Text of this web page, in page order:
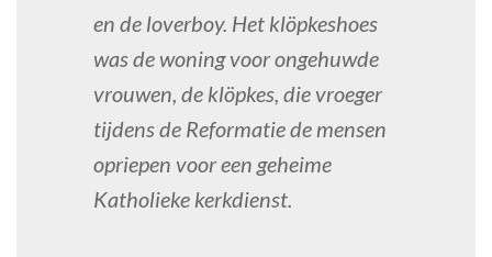
en de loverboy. Het klöpkeshoes
was de woning voor ongehuwde
vrouwen, de klöpkes, die vroeger
tijdens de Reformatie de mensen
opriepen voor een geheime
Katholieke kerkdienst.